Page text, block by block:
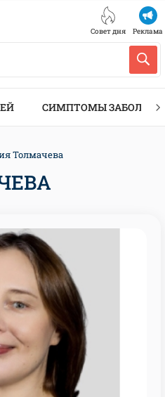
Совет дня Реклама
СИМПТОМЫ
Толмачева